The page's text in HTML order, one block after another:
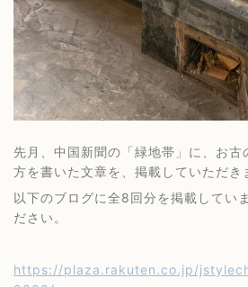
先月、中国新聞の「緑地帯」に、お古
方を書いた文章を、掲載していただき
以下のブログに全8回分を掲載してい
ださい。
https://plaza.rakuten.co.jp/